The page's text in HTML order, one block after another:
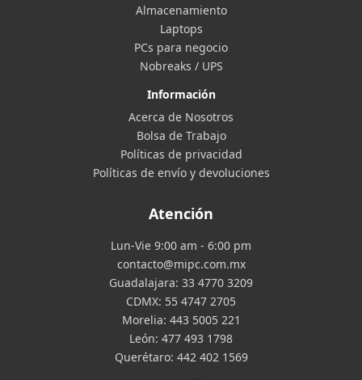
Almacenamiento
Laptops
PCs para negocio
Nobreaks / UPS
Información
Acerca de Nosotros
Bolsa de Trabajo
Políticas de privacidad
Políticas de envío y devoluciones
Atención
Lun-Vie 9:00 am - 6:00 pm
contacto@mipc.com.mx
Guadalajara: 33 4770 3209
CDMX: 55 4747 2705
Morelia: 443 5005 221
León: 477 493 1798
Querétaro: 442 402 1569